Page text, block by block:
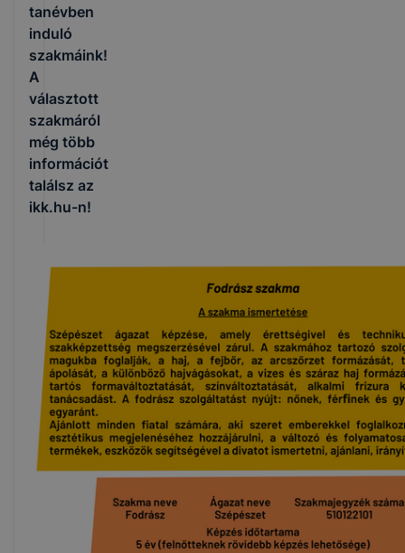
tanévben
induló
szakmáink!
A
választott
szakmáról
még több
információt
találsz az
ikk.hu-n!